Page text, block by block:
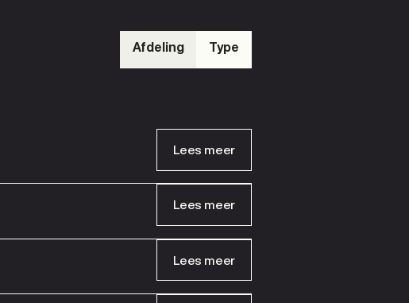
Afdeling Type
Lees meer
Lees meer
Lees meer